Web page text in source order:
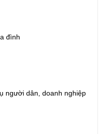
đình
người dân, doanh nghiệp